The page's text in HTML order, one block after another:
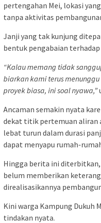
pertengahan Mei, lokasi
tanpa aktivitas
Janji yang tak kunjung
bentuk pengabaian
“Kalau memang tidak
biarkan kami terus
proyek biasa, ini soal nyawa,”
Ancaman semakin nyata
dekat titik pertemuan aliran
lebat turun dalam durasi
dapat menyapu rumah-
Hingga berita ini diterbitkan,
belum memberikan
direalisasikannya
Kini warga Kampung Dukuh
tindakan nyata.